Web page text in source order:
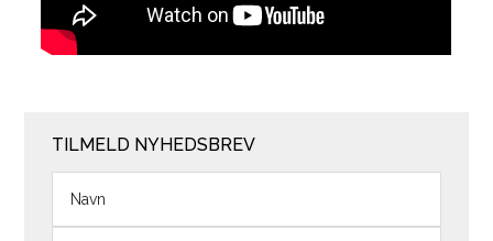
TILMELD NYHEDSBREV